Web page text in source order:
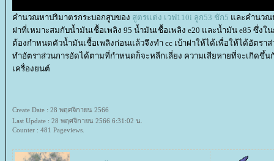
คำนวณหาปริมาตรกระบอกสูบของ สูตรแต่ง เวฟ110i ลูก53 ชัก5 ละคำนวณ
ฝาที่เหมาะสมกับน้ำมันเชื้อเพลิง 95 น้ำมันเชื้อเพลิง e20 และน้ำมัน e85 ซึ่ง
ต้องกำหนดตัวน้ำมันเชื้อเพลิงก่อนแล้วจึงทำ cc เบ้าฝาให้ได้เพื่อให้ได้อัตรา
ทำอัตราส่วนการอัดได้ตามที่กำหนดก็จะหลีกเลี่ยง ความเสียหายที่จะเกิดขึ้น
เครื่องยนต์
Create Date : 28 พฤศจิกายน 2566
Last Update : 28 พฤศจิกายน 2566 6:31:02 น.
Counter : 481 Pageviews.